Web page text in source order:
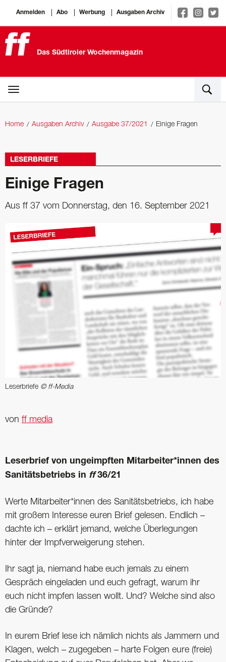
Anmelden Abo Werbung Ausgaben Archiv
Das Südtiroler Wochenmagazin
Home Ausgaben Archiv Ausgabe 37/2021 Einige Fragen
LESERBRIEFE
Einige Fragen
Aus ff 37 vom Donnerstag, den 16. September 2021
Leserbriefe © ff-Media
von ff media
Leserbrief von ­ungeimpften Mitarbeiter*innen des
­Sanitätsbetriebs in ff36/21
Werte Mitarbeiter*innen des Sanitätsbetriebs, ich habe
mit großem Interesse euren Brief gelesen. Endlich –
dachte ich – erklärt jemand, welche Überlegungen
hinter der Impfverweigerung stehen.
Ihr sagt ja, niemand habe euch jemals zu einem
Gespräch eingeladen und euch gefragt, warum ihr
euch nicht impfen lassen wollt. Und? Welche sind also
die Gründe?
In eurem Brief lese ich nämlich nichts als Jammern und
Klagen, welch – zugegeben – harte Folgen eure (freie)